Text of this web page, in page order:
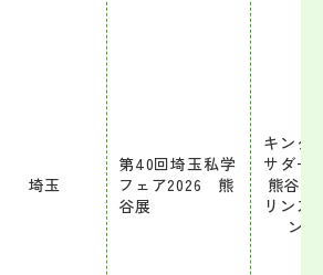
埼玉
第40回埼玉私学
フェア2026 熊
谷展
キング
サダー
熊谷3
リンス
ン